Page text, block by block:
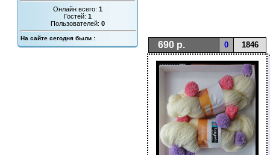
Онлайн всего:1
Гостей:1
Пользователей:0
На сайте сегодня были :
690 р. 0 1846